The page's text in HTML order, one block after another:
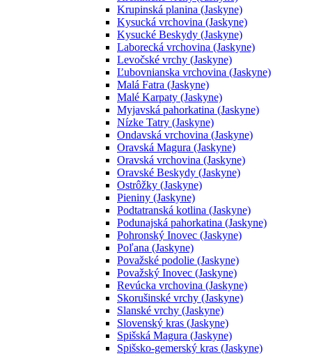
Krupinská planina (Jaskyne)
Kysucká vrchovina (Jaskyne)
Kysucké Beskydy (Jaskyne)
Laborecká vrchovina (Jaskyne)
Levočské vrchy (Jaskyne)
Ľubovnianska vrchovina (Jaskyne)
Malá Fatra (Jaskyne)
Malé Karpaty (Jaskyne)
Myjavská pahorkatina (Jaskyne)
Nízke Tatry (Jaskyne)
Ondavská vrchovina (Jaskyne)
Oravská Magura (Jaskyne)
Oravská vrchovina (Jaskyne)
Oravské Beskydy (Jaskyne)
Ostrôžky (Jaskyne)
Pieniny (Jaskyne)
Podtatranská kotlina (Jaskyne)
Podunajská pahorkatina (Jaskyne)
Pohronský Inovec (Jaskyne)
Poľana (Jaskyne)
Považské podolie (Jaskyne)
Považský Inovec (Jaskyne)
Revúcka vrchovina (Jaskyne)
Skorušinské vrchy (Jaskyne)
Slanské vrchy (Jaskyne)
Slovenský kras (Jaskyne)
Spišská Magura (Jaskyne)
Spišsko-gemerský kras (Jaskyne)